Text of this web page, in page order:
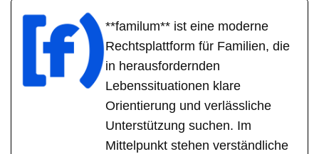
**familum** ist eine moderne
Rechtsplattform für Familien, die
in herausfordernden
Lebenssituationen klare
Orientierung und verlässliche
Unterstützung suchen. Im
Mittelpunkt stehen verständliche